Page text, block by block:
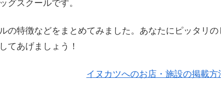
グスクールです。
の特徴などをまとめてみました。あなたにピッタリの
てあげましょう！
イヌカツへのお店・施設の掲載